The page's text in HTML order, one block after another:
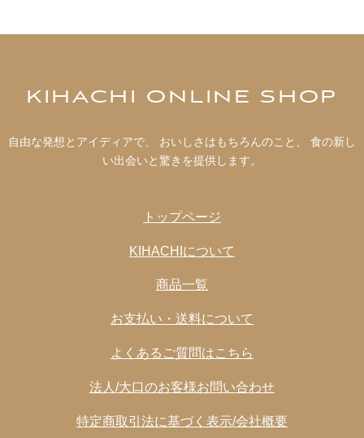
KIHACHI ONLINE SHOP
自由な発想とアイディアで、 おいしさはもちろんのこと、 食の新し
い出会いと驚きを提供します。
トップページ
KIHACHIについて
商品一覧
お支払い・送料について
よくあるご質問はこちら
法人/大口のお客様お問い合わせ
特定商取引法に基づく表示/会社概要